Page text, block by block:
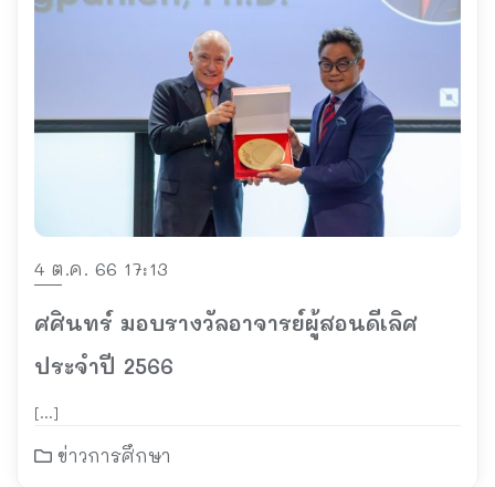
4 ต.ค. 66 17:13
ศศินทร์ มอบรางวัลอาจารย์ผู้สอนดีเลิศ
ประจำปี 2566
[…]
ข่าวการศึกษา